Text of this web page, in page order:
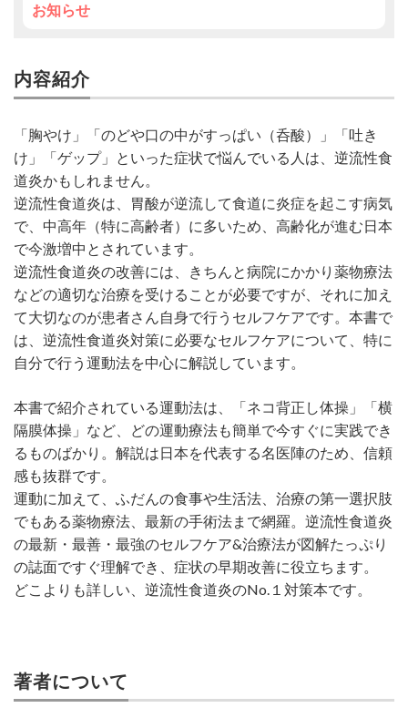
お知らせ
内容紹介
「胸やけ」「のどや口の中がすっぱい（呑酸）」「吐き
け」「ゲップ」といった症状で悩んでいる人は、逆流性食
道炎かもしれません。
逆流性食道炎は、胃酸が逆流して食道に炎症を起こす病気
で、中高年（特に高齢者）に多いため、高齢化が進む日本
で今激増中とされています。
逆流性食道炎の改善には、きちんと病院にかかり薬物療法
などの適切な治療を受けることが必要ですが、それに加え
て大切なのが患者さん自身で行うセルフケアです。本書で
は、逆流性食道炎対策に必要なセルフケアについて、特に
自分で行う運動法を中心に解説しています。
本書で紹介されている運動法は、「ネコ背正し体操」「横
隔膜体操」など、どの運動療法も簡単で今すぐに実践でき
るものばかり。解説は日本を代表する名医陣のため、信頼
感も抜群です。
運動に加えて、ふだんの食事や生活法、治療の第一選択肢
でもある薬物療法、最新の手術法まで網羅。逆流性食道炎
の最新・最善・最強のセルフケア&治療法が図解たっぷり
の誌面ですぐ理解でき、症状の早期改善に役立ちます。
どこよりも詳しい、逆流性食道炎のNo.１対策本です。
著者について